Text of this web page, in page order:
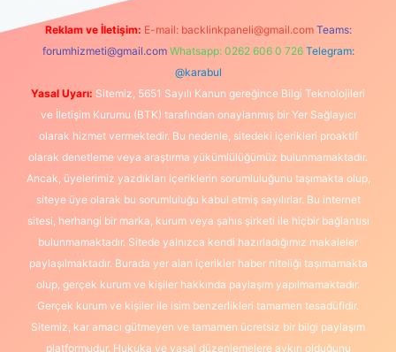
Reklam ve İletişim: E-mail: backlinkpaneli@gmail.com Teams:
forumhizmeti@gmail.com Whatsapp: 0262 606 0 726 Telegram:
@karabul
Yasal Uyarı: Sitemiz, 5651 Sayılı Kanun gereğince Bilgi Teknolojileri
ve İletişim Kurumu (BTK) tarafından onaylanmış bir Yer Sağlayıcı
olarak hizmet vermektedir. Bu nedenle, sitedeki içerikleri proaktif
olarak denetleme veya araştırma yükümlülüğümüz bulunmamaktadır.
Ancak, üyelerimiz yazdıkları içeriklerin sorumluluğunu taşımakta olup,
siteye üye olarak bu sorumluluğu kabul etmiş sayılırlar. Bu internet
sitesi, herhangi bir marka, kurum veya şahıs şirketi ile hiçbir bağlantısı
bulunmamaktadır. Sitede yalnızca kendi hazırladığımız makaleler
paylaşılmaktadır. Burada yer alan içerikler haber niteliği taşımamakta
olup, gerçek kurum ve kişiler hakkında paylaşım yapılmamaktadır.
Gerçek kurum ve kişiler ile isim benzerlikleri tamamen tesadüfidir.
Sitemiz, kar amacı gütmeyen ve tamamen ücretsiz bir bilgi paylaşım
platformudur. Hukuka ve yasal düzenlemelere aykırı olduğunu